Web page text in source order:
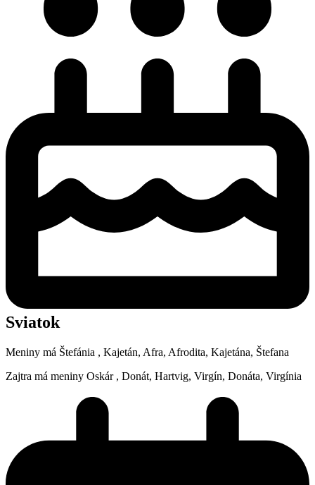
Sviatok
Meniny má Štefánia , Kajetán, Afra, Afrodita, Kajetána, Štefana
Zajtra má meniny Oskár , Donát, Hartvig, Virgín, Donáta, Virgínia